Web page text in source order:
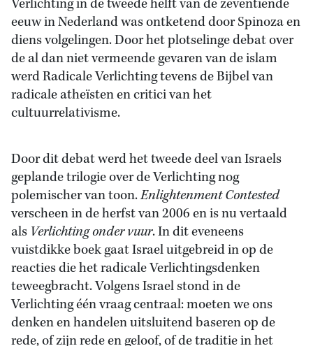
Verlichting in de tweede helft van de zeventiende
eeuw in Nederland was ontketend door Spinoza en
diens volgelingen. Door het plotselinge debat over
de al dan niet vermeende gevaren van de islam
werd Radicale Verlichting tevens de Bijbel van
radicale atheïsten en critici van het
cultuurrelativisme.
Door dit debat werd het tweede deel van Israels
geplande trilogie over de Verlichting nog
polemischer van toon.Enlightenment Contested
verscheen in de herfst van 2006 en is nu vertaald
als Verlichting onder vuur. In dit eveneens
vuistdikke boek gaat Israel uitgebreid in op de
reacties die het radicale Verlichtingsdenken
teweegbracht. Volgens Israel stond in de
Verlichting één vraag centraal: moeten we ons
denken en handelen uitsluitend baseren op de
rede, of zijn rede en geloof, of de traditie in het